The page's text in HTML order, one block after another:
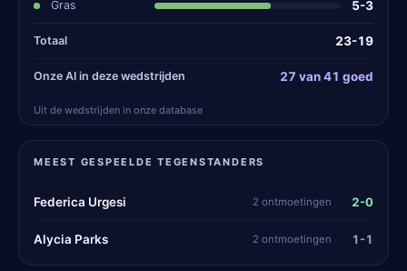
Gras 5-3
Totaal 23-19
Onze AI in deze wedstrijden 27 van 41 goed
Uit de wedstrijden in onze database
MEEST GESPEELDE TEGENSTANDERS
Federica Urgesi 2 ontmoetingen 2-0
Alycia Parks 2 ontmoetingen 1-1